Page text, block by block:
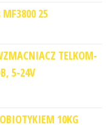
25
TELKOM-
5-24V
10KG